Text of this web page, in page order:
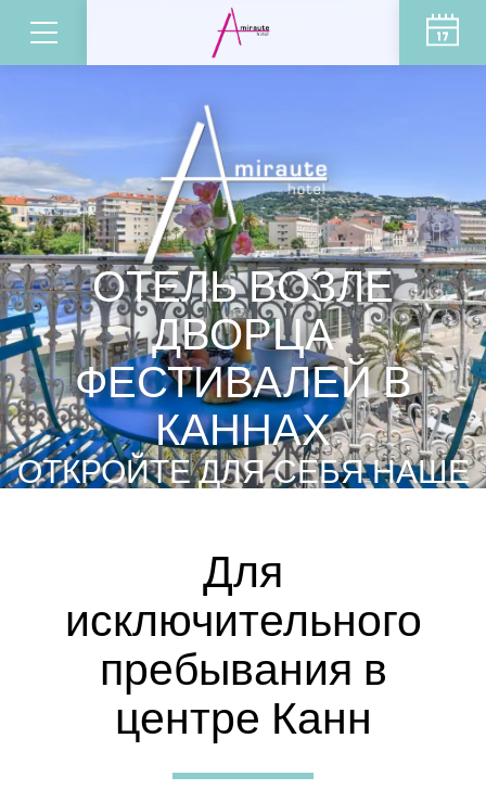
ОТЕЛЬ ВОЗЛЕ
ДВОРЦА
ФЕСТИВАЛЕЙ В
КАННАХ
ОТКРОЙТЕ ДЛЯ СЕБЯ НАШЕ
МЕСТОПОЛОЖЕНИЕ
Для
исключительного
пребывания в
центре Канн